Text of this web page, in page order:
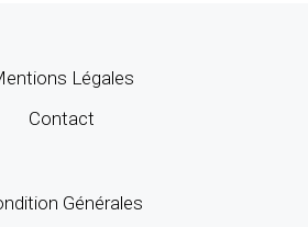
Légales
Contact
Générales